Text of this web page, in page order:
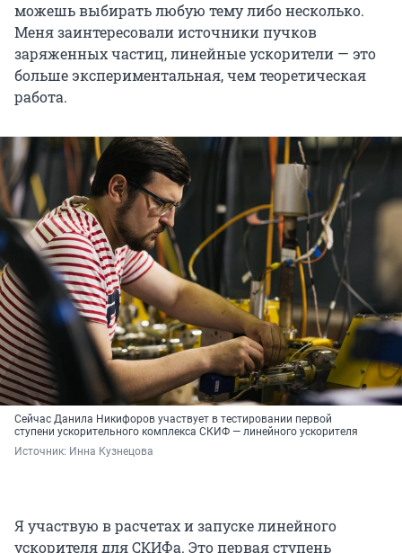
можешь выбирать любую тему либо несколько.
Меня заинтересовали источники пучков
заряженных частиц, линейные ускорители — это
больше экспериментальная, чем теоретическая
работа.
Сейчас Данила Никифоров участвует в тестировании первой
ступени ускорительного комплекса СКИФ — линейного ускорителя
Источник: Инна Кузнецова
Я участвую в расчетах и запуске линейного
ускорителя для СКИФа. Это первая ступень